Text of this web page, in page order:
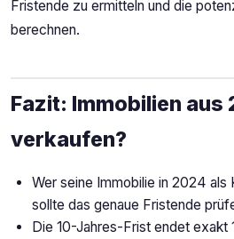
Fristende zu ermitteln und die
berechnen.
Fazit: Immobilien aus
verkaufen?
Wer seine Immobilie in 2024 als
sollte das genaue Fristende
Die 10-Jahres-Frist endet exakt